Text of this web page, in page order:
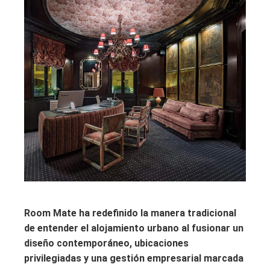
Room Mate ha redefinido la manera tradicional
de entender el alojamiento urbano al fusionar un
diseño contemporáneo, ubicaciones
privilegiadas y una gestión empresarial marcada